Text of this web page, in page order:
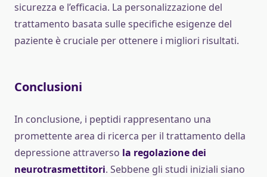
sicurezza e l’efficacia. La personalizzazione del
trattamento basata sulle specifiche esigenze del
paziente è cruciale per ottenere i migliori risultati.
Conclusioni
In conclusione, i peptidi rappresentano una
promettente area di ricerca per il trattamento della
depressione attraverso la regolazione dei
neurotrasmettitori. Sebbene gli studi iniziali siano